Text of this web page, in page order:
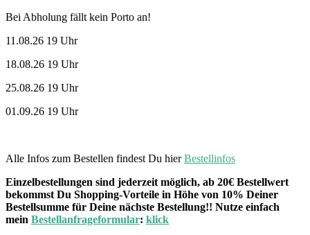
Bei Abholung fällt kein Porto an!
11.08.26 19 Uhr
18.08.26 19 Uhr
25.08.26 19 Uhr
01.09.26 19 Uhr
Alle Infos zum Bestellen findest Du hierBestellinfos
Einzelbestellungen sind jederzeit möglich, ab 20€ Bestellwert
bekommst Du Shopping-Vorteile in Höhe von 10% Deiner
Bestellsumme für Deine nächste Bestellung!! Nutze einfach
mein Bestellanfrageformular: klick